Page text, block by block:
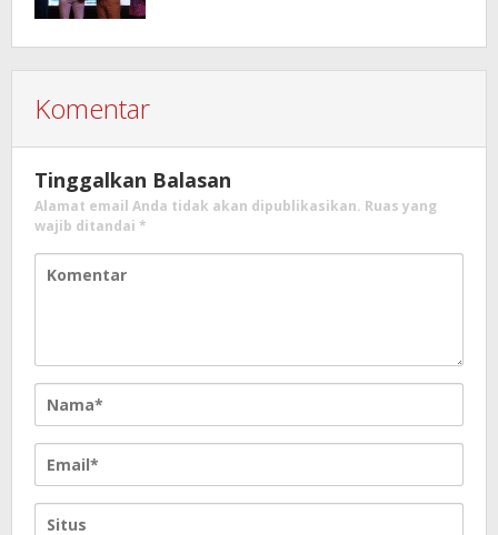
Komentar
Tinggalkan Balasan
Alamat email Anda tidak akan dipublikasikan. Ruas yang
wajib ditandai *